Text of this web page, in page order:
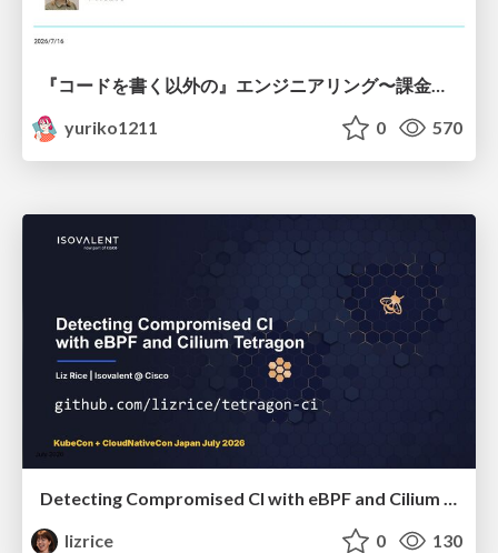
『コードを書く以外の』エンジニアリング〜課金基盤移行プロジェクト推進のためのTips4選
yuriko1211
0 570
Detecting Compromised CI with eBPF and Cilium Tetragon
lizrice
0 130